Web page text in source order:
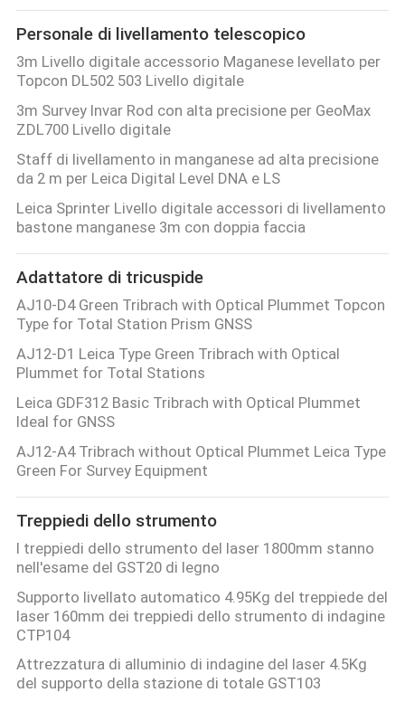
Personale di livellamento telescopico
3m Livello digitale accessorio Maganese levellato per
Topcon DL502 503 Livello digitale
3m Survey Invar Rod con alta precisione per GeoMax
ZDL700 Livello digitale
Staff di livellamento in manganese ad alta precisione
da 2 m per Leica Digital Level DNA e LS
Leica Sprinter Livello digitale accessori di livellamento
bastone manganese 3m con doppia faccia
Adattatore di tricuspide
AJ10-D4 Green Tribrach with Optical Plummet Topcon
Type for Total Station Prism GNSS
AJ12-D1 Leica Type Green Tribrach with Optical
Plummet for Total Stations
Leica GDF312 Basic Tribrach with Optical Plummet
Ideal for GNSS
AJ12-A4 Tribrach without Optical Plummet Leica Type
Green For Survey Equipment
Treppiedi dello strumento
I treppiedi dello strumento del laser 1800mm stanno
nell'esame del GST20 di legno
Supporto livellato automatico 4.95Kg del treppiede del
laser 160mm dei treppiedi dello strumento di indagine
CTP104
Attrezzatura di alluminio di indagine del laser 4.5Kg
del supporto della stazione di totale GST103